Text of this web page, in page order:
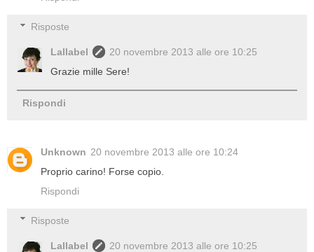
Risposte
Lallabel
20 novembre 2013 alle ore 10:25
Grazie mille Sere!
Rispondi
Unknown 20 novembre 2013 alle ore 10:24
Proprio carino! Forse copio.
Rispondi
Risposte
Lallabel
20 novembre 2013 alle ore 10:25